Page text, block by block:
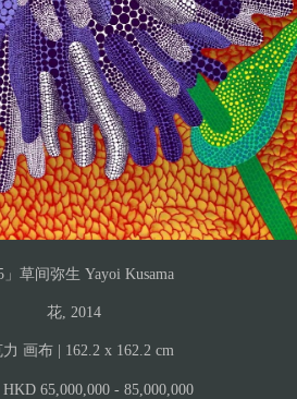
」草间弥生 Yayoi Kusama
花, 2014
画布 | 162.2 x 162.2 cm
65,000,000 - 85,000,000